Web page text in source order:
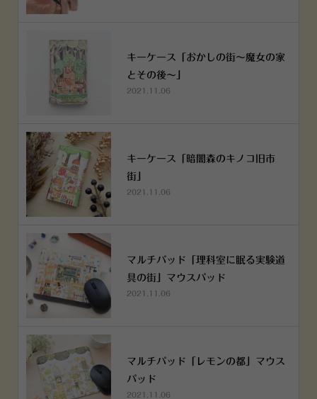
キーケース「おかしの街～魔女の家
とその後～」
2021.11.06
キーケース「暗闇森のキノコ旧市
街」
2021.11.06
マルチパッド「理科室に眠る実験道
具の街」マウスパッド
2021.11.06
マルチパッド「レモンの都」マウス
パッド
2021.11.06